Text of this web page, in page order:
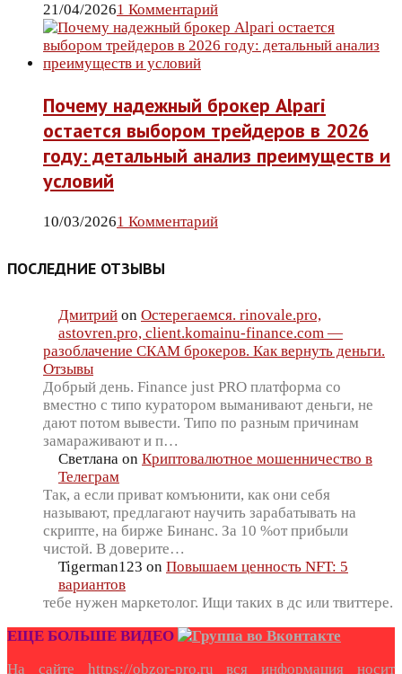
21/04/20261 Комментарий
Почему надежный брокер Alpari
остается выбором трейдеров в 2026
году: детальный анализ преимуществ и
условий
10/03/20261 Комментарий
ПОСЛЕДНИЕ ОТЗЫВЫ
Дмитрий on Остерегаемся. rinovale.pro,
astovren.pro, client.komainu-finance.com —
разоблачение СКАМ брокеров. Как вернуть деньги.
Отзывы
Добрый день. Finance just PRO платформа со
вместно с типо куратором выманивают деньги, не
дают потом вывести. Типо по разным причинам
замараживают и п…
Светлана on Криптовалютное мошенничество в
Телеграм
Так, а если приват комъюнити, как они себя
называют, предлагают научить зарабатывать на
скрипте, на бирже Бинанс. За 10 %от прибыли
чистой. В доверите…
Tigerman123 on Повышаем ценность NFT: 5
вариантов
тебе нужен маркетолог. Ищи таких в дс или твиттере.
ЕЩЕ БОЛЬШЕ ВИДЕО
На сайте https://obzor-pro.ru вся информация носит